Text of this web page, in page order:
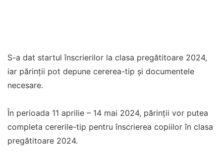
S-a dat startul înscrierilor la clasa pregătitoare 2024,
iar părinții pot depune cererea-tip și documentele
necesare.
În perioada 11 aprilie – 14 mai 2024, părinții vor putea
completa cererile-tip pentru înscrierea copiilor în clasa
pregătitoare 2024.